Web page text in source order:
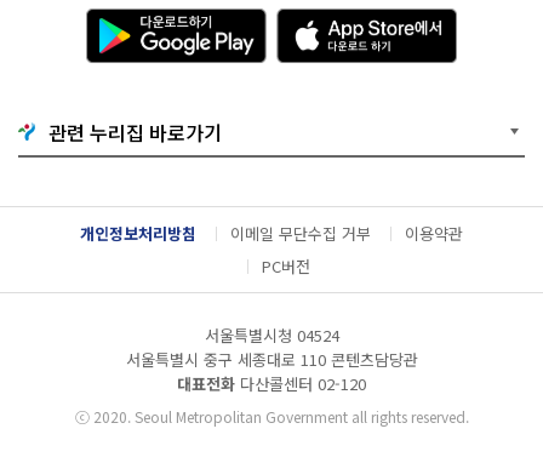
다
운
로
기
G
o
g
l
e
A
p
p
e
서
다
운
관련 누리집 바로가기
개인정보처리방침 이메일 무단수집 거부
이용약관
PC버전
서울특별시청 04524
서울특별시 중구 세종대로 110 콘텐츠담당관
대표전화 다산콜센터 02-120
ⓒ2020. Seoul Metropolitan Government all rights reserved.